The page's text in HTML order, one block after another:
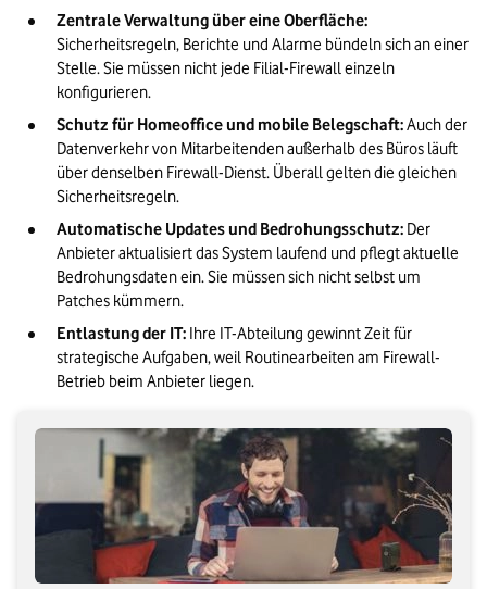
Zentrale Verwaltung über eine Oberfläche:
Sicherheitsregeln, Berichte und Alarme bündeln sich an einer
Stelle. Sie müssen nicht jede Filial-Firewall einzeln
konfigurieren.
Schutz für Homeoffice und mobile Belegschaft: Auch der
Datenverkehr von Mitarbeitenden außerhalb des Büros läuft
über denselben Firewall-Dienst. Überall gelten die gleichen
Sicherheitsregeln.
Automatische Updates und Bedrohungsschutz: Der
Anbieter aktualisiert das System laufend und pflegt aktuelle
Bedrohungsdaten ein. Sie müssen sich nicht selbst um
Patches kümmern.
Entlastung der IT: Ihre IT-Abteilung gewinnt Zeit für
strategische Aufgaben, weil Routinearbeiten am Firewall-
Betrieb beim Anbieter liegen.